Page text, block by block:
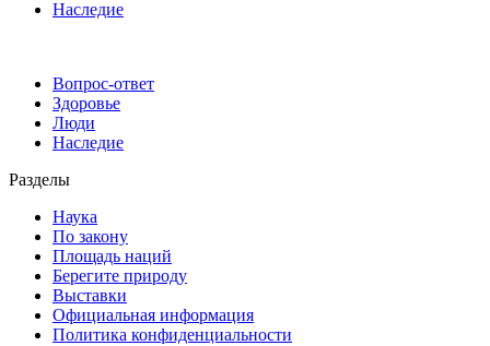
Наследие
Вопрос-ответ
Здоровье
Люди
Наследие
Разделы
Наука
По закону
Площадь наций
Берегите природу
Выставки
Официальная информация
Политика конфиденциальности